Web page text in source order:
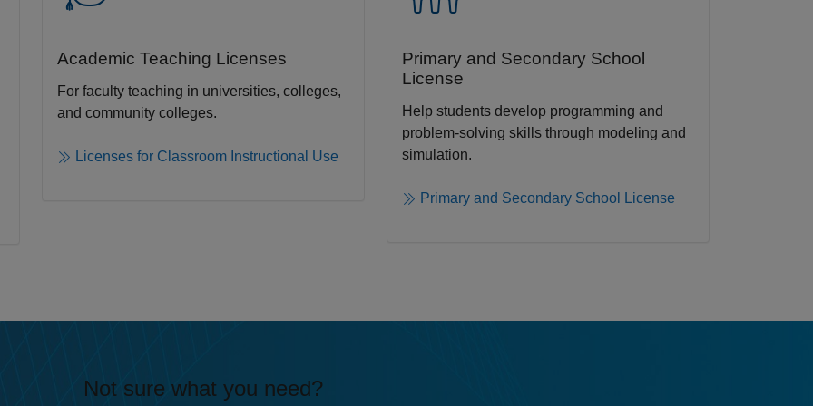
Academic Teaching License​s
For faculty teaching in universities, colleges,
and community colleges​.​
Licenses for Classroom Instructional Use
Primary and Secondary School
License​
Help students develop programming and
problem-solving skills through modeling and
simulation.​​
Primary and Secondary School License
Not sure what you need?